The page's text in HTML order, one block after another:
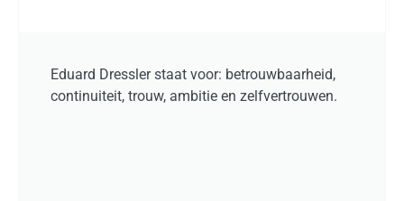
Eduard Dressler staat voor: betrouwbaarheid,
continuiteit, trouw, ambitie en zelfvertrouwen.